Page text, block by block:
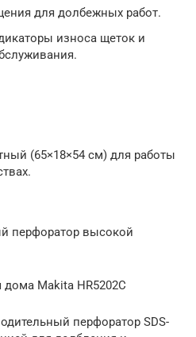
для долбежных работ.
износа щеток и
(65×18×54 см) для работы
перфоратор высокой
Makita HR5202C
перфоратор SDS-